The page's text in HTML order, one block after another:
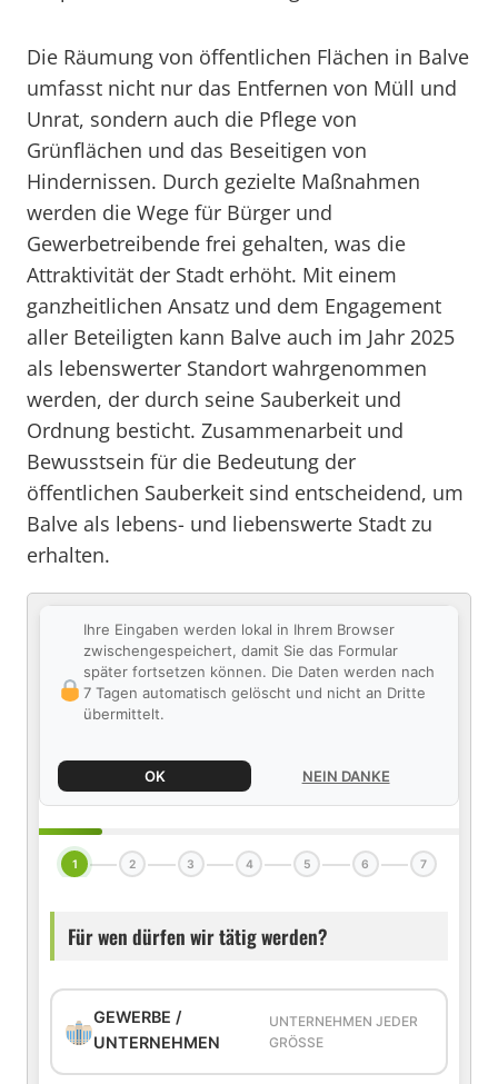
Die Räumung von öffentlichen Flächen in Balve
umfasst nicht nur das Entfernen von Müll und
Unrat, sondern auch die Pflege von
Grünflächen und das Beseitigen von
Hindernissen. Durch gezielte Maßnahmen
werden die Wege für Bürger und
Gewerbetreibende frei gehalten, was die
Attraktivität der Stadt erhöht. Mit einem
ganzheitlichen Ansatz und dem Engagement
aller Beteiligten kann Balve auch im Jahr 2025
als lebenswerter Standort wahrgenommen
werden, der durch seine Sauberkeit und
Ordnung besticht. Zusammenarbeit und
Bewusstsein für die Bedeutung der
öffentlichen Sauberkeit sind entscheidend, um
Balve als lebens- und liebenswerte Stadt zu
erhalten.
Ihre Eingaben werden lokal in Ihrem Browser
zwischengespeichert, damit Sie das Formular
später fortsetzen können. Die Daten werden nach
7 Tagen automatisch gelöscht und nicht an Dritte
übermittelt.
OK NEIN DANKE
1 2 3 4 5 6 7
Für wen dürfen wir tätig werden?
GEWERBE /
UNTERNEHMEN
UNTERNEHMEN JEDER
GRÖSSE